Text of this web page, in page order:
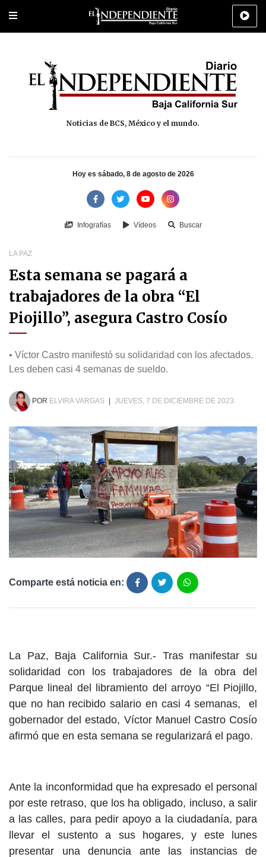
Portada Los Cabos Policiaca Deportes Cultura
Noticias de BCS, México y el mundo.
Hoy es sábado, 8 de agosto de 2026
Infografías Vídeos Buscar
LA PAZ
Esta semana se pagará a
trabajadores de la obra “El
Piojillo”, asegura Castro Cosío
• Víctor Castro manifestó su solidaridad con los afectados.
Les deben casi 4 semanas de sueldo.
POR ELVIRA VARGAS JUEVES, 7 DE DICIEMBRE DE 2023.
Comparte está noticia en:
La Paz, Baja California Sur.- Tras manifestar su
solidaridad con los trabajadores de la obra del
Parque lineal del libramiento del arroyo “El Piojillo,
que no han recibido salario en casi 4 semanas, el
gobernador del estado, Víctor Manuel Castro Cosío
afirmó que en esta semana se regularizará el pago.
Ante la inconformidad que ha expresado el personal
por este retraso, que los ha obligado, incluso, a salir
a las calles, para pedir apoyo a la ciudadanía, para
llevar el sustento a sus hogares, y este lunes
presentar una denuncia ante las instancias de